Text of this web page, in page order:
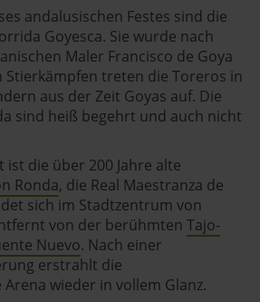
andalusischen Festes sind die
Goyesca. Sie wurde nach
Maler Francisco de Goya
Stierkämpfen treten die Toreros in
aus der Zeit Goyas auf. Die
sind heiß begehrt und auch nicht
die über 200 Jahre alte
Ronda, die Real Maestranza de
sich im Stadtzentrum von
von der berühmten Tajo-
Nuevo. Nach einer
erstrahlt die
wieder in vollem Glanz.